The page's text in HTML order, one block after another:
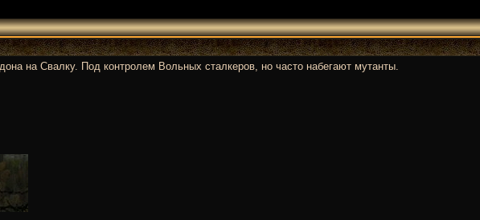
на Свалку. Под контролем Вольных сталкеров, но часто набегают мутанты.